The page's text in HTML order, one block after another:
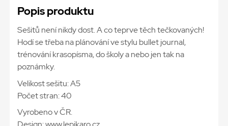
Popis produktu
Sešitů není nikdy dost. A co teprve těch tečkovaných! ⁠
Hodí se třeba na plánování ve stylu bullet journal,
trénování krasopísma, do školy a nebo jen tak na
poznámky.
Velikost sešitu: A5
Počet stran: 40
Vyrobeno v ČR.